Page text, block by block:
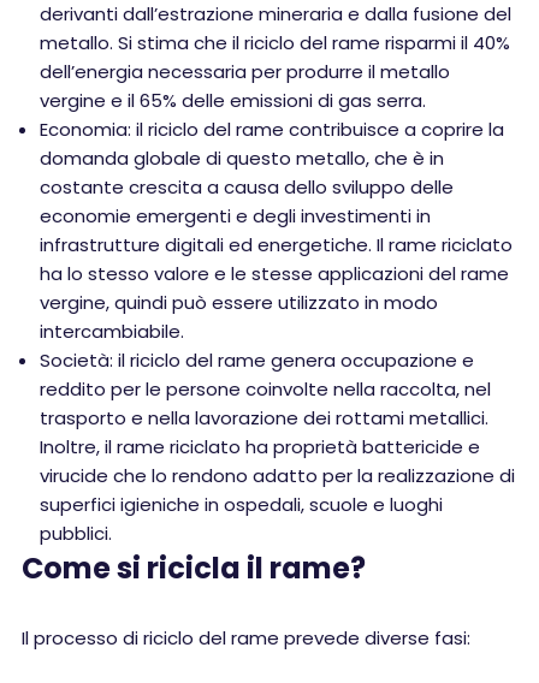
derivanti dall’estrazione mineraria e dalla fusione del
metallo. Si stima che il riciclo del rame risparmi il 40%
dell’energia necessaria per produrre il metallo
vergine e il 65% delle emissioni di gas serra.
Economia: il riciclo del rame contribuisce a coprire la
domanda globale di questo metallo, che è in
costante crescita a causa dello sviluppo delle
economie emergenti e degli investimenti in
infrastrutture digitali ed energetiche. Il rame riciclato
ha lo stesso valore e le stesse applicazioni del rame
vergine, quindi può essere utilizzato in modo
intercambiabile.
Società: il riciclo del rame genera occupazione e
reddito per le persone coinvolte nella raccolta, nel
trasporto e nella lavorazione dei rottami metallici.
Inoltre, il rame riciclato ha proprietà battericide e
virucide che lo rendono adatto per la realizzazione di
superfici igieniche in ospedali, scuole e luoghi
pubblici.
Come si ricicla il rame?
Il processo di riciclo del rame prevede diverse fasi: